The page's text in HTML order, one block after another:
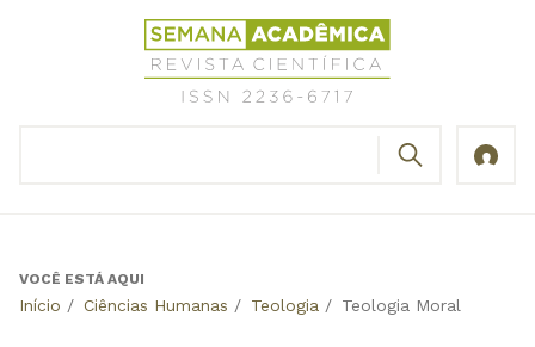
Revista
Científica
Semana
Back
VOCÊ ESTÁ AQUI
Início / Ciências Humanas / Teologia / Teologia Moral